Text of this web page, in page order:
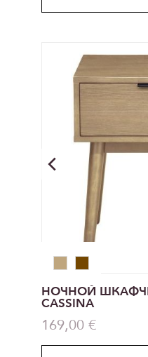
НОЧНОЙ ШКАФЧИК
CASSINA
169,00 €